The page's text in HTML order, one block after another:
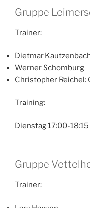
Gruppe
Trainer:
Dietmar
Werner Schomburg
Christopher
Training:
Dienstag 17:00-
Gruppe
Trainer: